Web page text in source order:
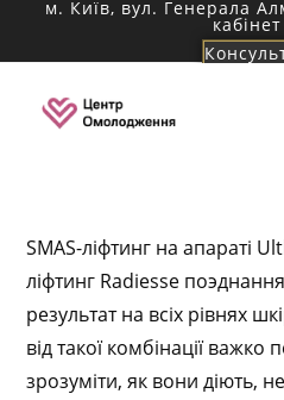
Перейтим. Київ, вул. Генерала
SMAS-ліфтинг на апараті
ліфтинг Radiesse
результат на всіх рівнях
від такої комбінації
зрозуміти, як вони діють,